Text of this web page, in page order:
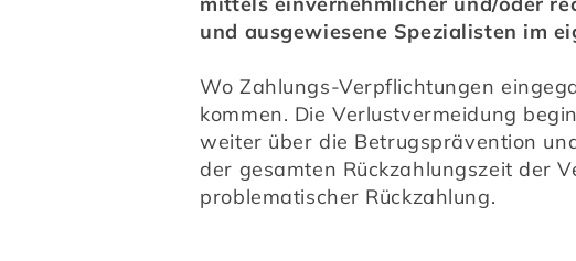
und ausgewiesene Spezialisten im
Wo Zahlungs-Verpflichtungen
kommen. Die Verlustvermeidung
weiter über die Betrugsprävention
der gesamten Rückzahlungszeit der
problematischer Rückzahlung.